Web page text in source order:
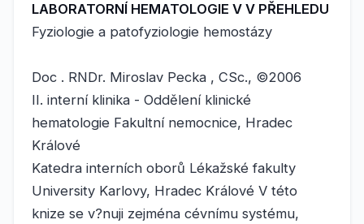
LABORATORNÍ HEMATOLOGIE V V PŘEHLEDU
Fyziologie a patofyziologie hemostázy
Doc . RNDr. Miroslav Pecka , CSc., ©2006
II. interní klinika - Oddělení klinické
hematologie Fakultní nemocnice, Hradec
Králové
Katedra interních oborů Lékažské fakulty
University Karlovy, Hradec Králové V této
knize se v?nuji zejména cévnímu systému,